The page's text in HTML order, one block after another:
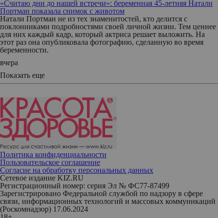
«Считаю дни до нашей встречи»: беременная 45-летняя Натали
Портман показала снимок с животом
Натали Портман не из тех знаменитостей, кто делится с
поклонниками подробностями своей личной жизни. Тем ценнее
для них каждый кадр, который актриса решает выложить. На
этот раз она опубликовала фотографию, сделанную во время
беременности.
вчера
Показать еще
Политика конфиденциальности
Пользовательское соглашение
Согласие на обработку персональных данных
Сетевое издание KIZ.RU
Регистрационный номер: серия Эл № ФС77-87499
Зарегистрировано Федеральной службой по надзору в сфере
связи, информационных технологий и массовых коммуникаций
(Роскомнадзор) 17.06.2024